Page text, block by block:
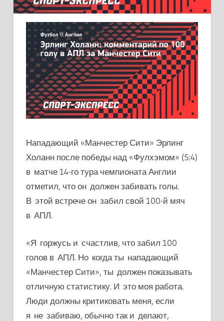
Нападающий «Манчестер Сити» Эрлинг
Холанн после победы над «Фулхэмом» (5:4)
в матче 14-го тура чемпионата Англии
отметил, что он должен забивать голы.
В этой встрече он забил свой 100-й мяч
в АПЛ.
«Я горжусь и счастлив, что забил 100
голов в АПЛ. Но когда ты нападающий
«Манчестер Сити», ты должен показывать
отличную статистику. И это моя работа.
Люди должны критиковать меня, если
я не забиваю, обычно так и делают,